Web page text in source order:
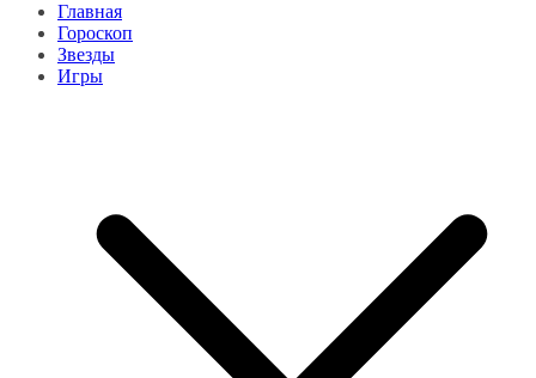
Главная
Гороскоп
Звезды
Игры